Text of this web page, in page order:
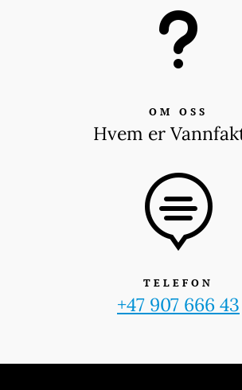
u
OM OSS
Hvem er

TELEFON
+47 907 666 43